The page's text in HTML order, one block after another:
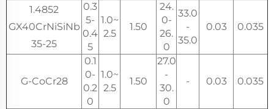
1.4852
GX40CrNiSiNb
35-25
0.3
5-
0.4
5
1.0~
2.5
1.50
24.
0-
26.
0
33.0
-
35.0
0.03 0.035
G-CoCr28
0.1
0-
0.2
0
1.0~
2.5
1.50
27.0
-
30.
0
- 0.03 0.035